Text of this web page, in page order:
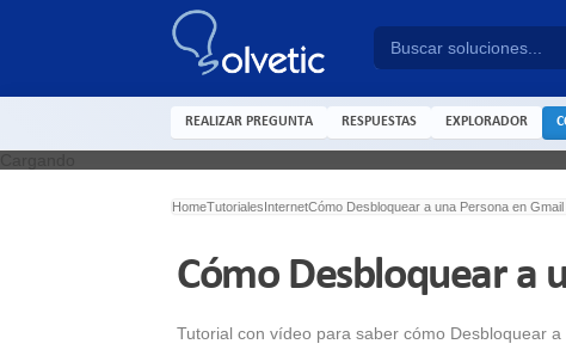
REALIZAR PREGUNTA RESPUESTAS EXPLORADOR
HomeTutorialesInternetCómo Desbloquear a una Persona en Gmail
Cómo Desbloquear a
Tutorial con vídeo para saber cómo Desbloquear